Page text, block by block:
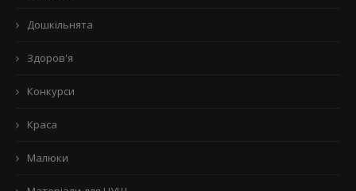
Дошкільнята
Здоров'я
Конкурси
Краса
Малюки